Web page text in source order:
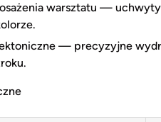
warsztatu —
— precyzyjne